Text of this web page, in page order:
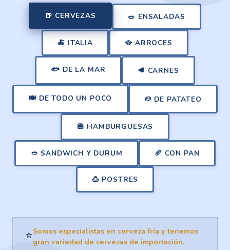
🍺 CERVEZAS 🥗 ENSALADAS
🍝 ITALIA 🥘 ARROCES
🐟 DE LA MAR 🥩 CARNES
🍽️ DE TODO UN POCO 🥔 DE PATATEO
🍔 HAMBURGUESAS
🥙 SANDWICH Y DURUM 🥖 CON PAN
🍮 POSTRES
⭐Somos especialistas en cerveza fría y tenemos
gran variedad de cervezas de importación.